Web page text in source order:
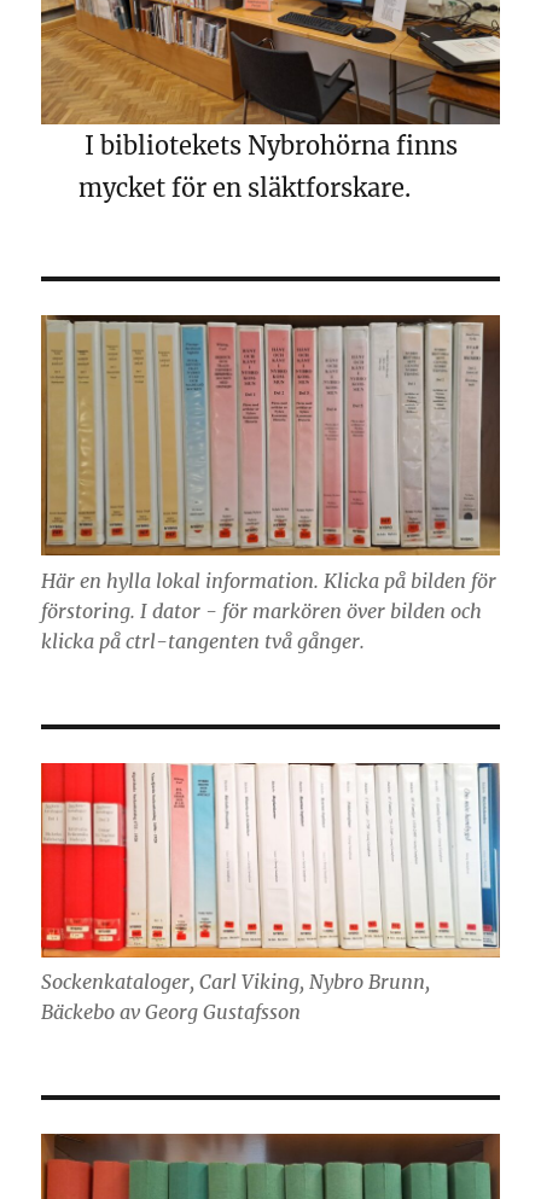
I bibliotekets Nybrohörna finns
mycket för en släktforskare.
Här en hylla lokal information. Klicka på bilden för
förstoring. I dator - för markören över bilden och
klicka på ctrl-tangenten två gånger.
Sockenkataloger, Carl Viking, Nybro Brunn,
Bäckebo av Georg Gustafsson